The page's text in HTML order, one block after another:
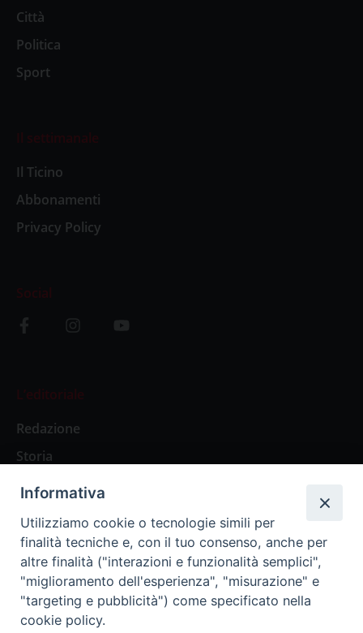
Città
Politica
Sport
Il settimanale
Il Ticino
Abbonamenti
Privacy Policy
Social
L’editoriale
Redazione
Storia
Abbonamenti
Abbonamento Annuale Digitale
Abbonamento Annuale Cartaceo
Abbonamento Singola Copia Digitale
Informativa
Utilizziamo cookie o tecnologie simili per
finalità tecniche e, con il tuo consenso, anche per
altre finalità ("interazioni e funzionalità semplici",
"miglioramento dell'esperienza", "misurazione" e
"targeting e pubblicità") come specificato nella
cookie policy.